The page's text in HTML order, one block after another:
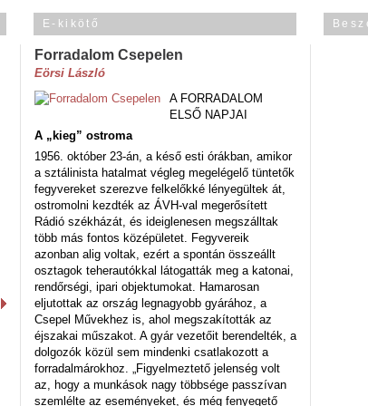
E-kikötő
Forradalom Csepelen
Eörsi László
A FORRADALOM
ELSŐ NAPJAI
A „kieg” ostroma
1956. október 23-án, a késő esti órákban, amikor
a sztálinista hatalmat végleg megelégelő tüntetők
fegyvereket szerezve felkelőkké lényegültek át,
ostromolni kezdték az ÁVH-val megerősített
Rádió székházát, és ideiglenesen megszálltak
több más fontos középületet. Fegyvereik
azonban alig voltak, ezért a spontán összeállt
osztagok teherautókkal látogatták meg a katonai,
rendőrségi, ipari objektumokat. Hamarosan
eljutottak az ország legnagyobb gyárához, a
Csepel Művekhez is, ahol megszakították az
éjszakai műszakot. A gyár vezetőit berendelték, a
dolgozók közül sem mindenki csatlakozott a
forradalmárokhoz. „Figyelmeztető jelenség volt
az, hogy a munkások nagy többsége passzívan
szemlélte az eseményeket, és még fenyegető